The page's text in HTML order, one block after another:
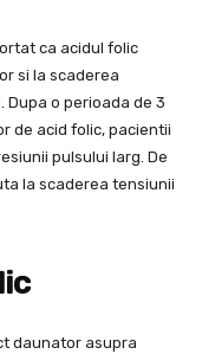
ca acidul folic
si la scaderea
Dupa o perioada de 3
de acid folic, pacientii
pulsului larg. De
la scaderea tensiunii
daunator asupra